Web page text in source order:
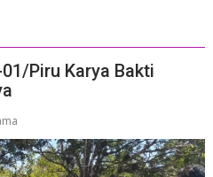
Piru Karya Bakti